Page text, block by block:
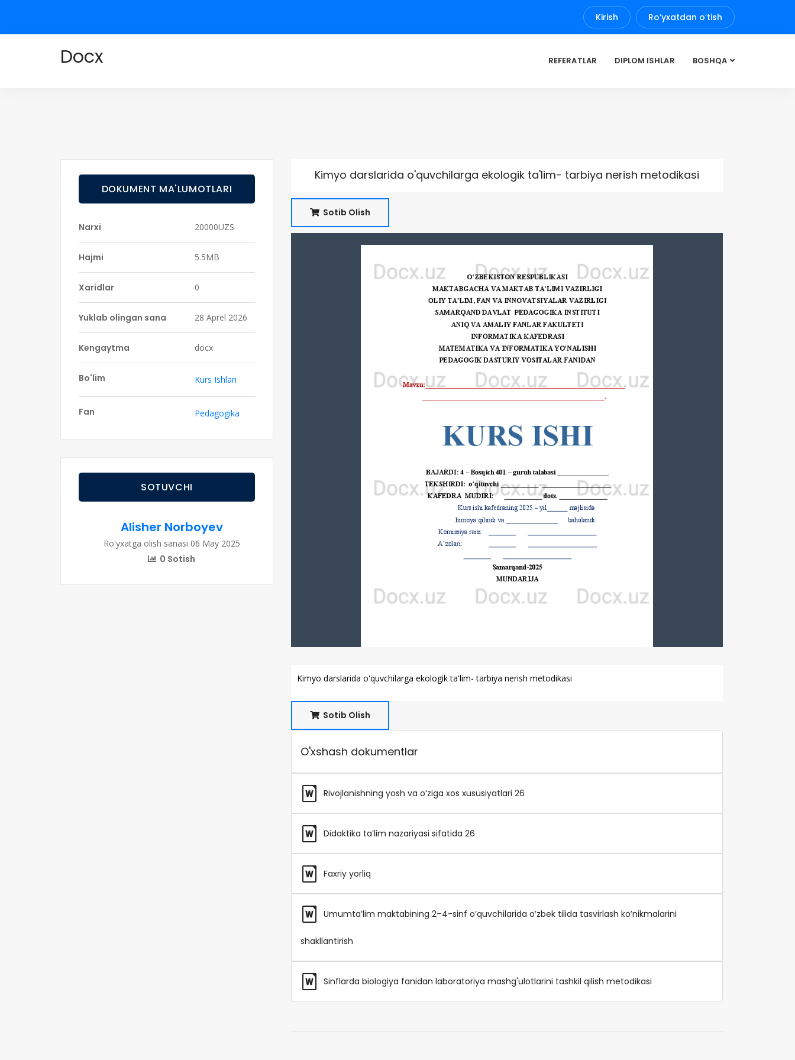
Kirish Roʻyxatdan oʻtish
Docx REFERATLAR DIPLOM ISHLAR BOSHQA
DOKUMENT MA'LUMOTLARI
Narxi 20000UZS
Hajmi 5.5MB
Xaridlar 0
Yuklab olingan sana 28 Aprel 2026
Kengaytma docx
Bo'lim Kurs Ishlari
Fan Pedagogika
SOTUVCHI
Alisher Norboyev
Ro'yxatga olish sanasi 06 May 2025
0 Sotish
Kimyo darslarida o'quvchilarga ekologik ta'lim- tarbiya nerish metodikasi
Sotib Olish
Kimyo darslarida o'quvchilarga ekologik ta'lim- tarbiya nerish metodikasi
Sotib Olish
O'xshash dokumentlar
Rivojlanishning yosh va o‘ziga xos xususiyatlari 26
Didaktika ta’lim nazariyasi sifatida 26
Faxriy yorliq
Umumta’lim maktabining 2–4-sinf o’quvchilarida o’zbek tilida tasvirlash ko’nikmalarini
shakllantirish
Sinflarda biologiya fanidan laboratoriya mashg'ulotlarini tashkil qilish metodikasi